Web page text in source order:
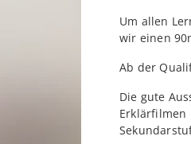
Um allen
wir einen
Ab der
Die gute
Erklärfilmen